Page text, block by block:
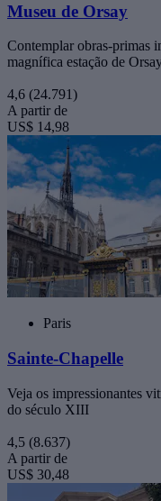
Museu de Orsay
Contemplar obras-primas
magnífica estação de
4,6 (24.791)
A partir de
US$ 14,98
Paris
Sainte-Chapelle
Veja os impressionantes
do século XIII
4,5 (8.637)
A partir de
US$ 30,48